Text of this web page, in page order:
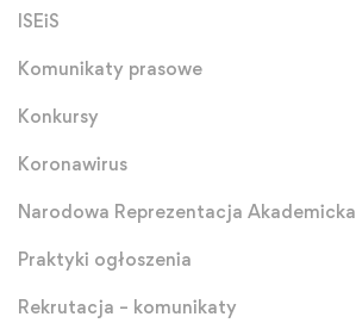
ISEiS
Komunikaty prasowe
Konkursy
Koronawirus
Narodowa Reprezentacja Akademicka
Praktyki ogłoszenia
Rekrutacja – komunikaty